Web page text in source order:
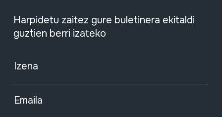
Harpidetu zaitez gure buletinera ekitaldi
guztien berri izateko
Izena
Emaila